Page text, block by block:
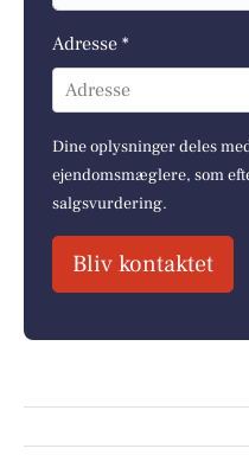
Adresse *
Adresse
Dine oplysninger deles
ejendomsmæglere, som
salgsvurdering.
Bliv kontaktet